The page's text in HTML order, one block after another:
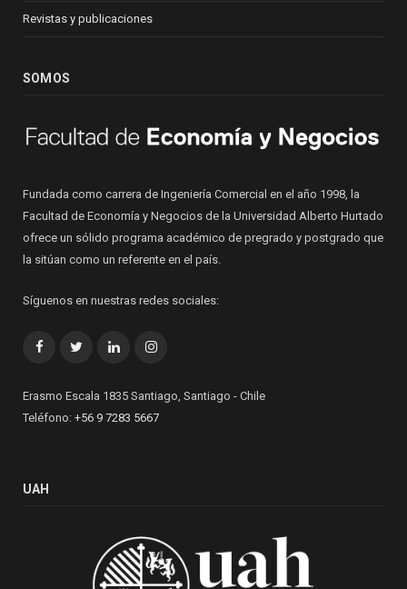
Revistas y publicaciones
SOMOS
Fundada como carrera de Ingeniería Comercial en el año 1998, la
Facultad de Economía y Negocios de la Universidad Alberto Hurtado
ofrece un sólido programa académico de pregrado y postgrado que
la sitúan como un referente en el país.
Síguenos en nuestras redes sociales:
FacebookTwitterLinkedInInstagram
Erasmo Escala 1835 Santiago, Santiago - Chile
Teléfono: +56 9 7283 5667
UAH